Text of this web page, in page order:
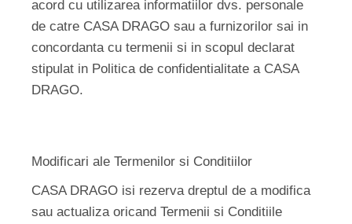
acord cu utilizarea informatiilor dvs. personale
de catre CASA DRAGO sau a furnizorilor sai in
concordanta cu termenii si in scopul declarat
stipulat in Politica de confidentialitate a CASA
DRAGO.
Modificari ale Termenilor si Conditiilor
CASA DRAGO isi rezerva dreptul de a modifica
sau actualiza oricand Termenii si Conditiile